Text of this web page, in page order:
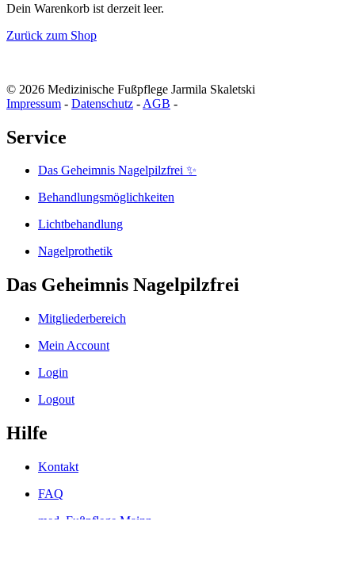
Dein Warenkorb ist derzeit leer.
Zurück zum Shop
© 2026 Medizinische Fußpflege Jarmila Skaletski
Impressum - Datenschutz - AGB -
Service
Das Geheimnis Nagelpilzfrei ✨
Behandlungs­möglichkeiten
Lichtbehandlung
Nagelprothetik
Das Geheimnis Nagelpilzfrei
Mitgliederbereich
Mein Account
Login
Logout
Hilfe
Kontakt
FAQ
med. Fußpflege Mainz